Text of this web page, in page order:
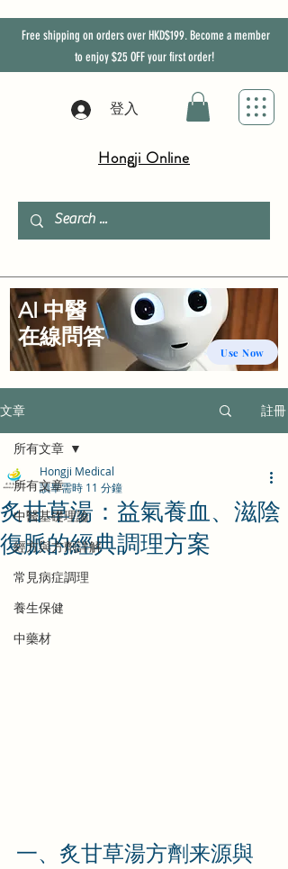
Free shipping on orders over HKD$199. Become a member
to enjoy$25 OFFyour first order!
登入
Hongji Online
文章 註冊
所有文章
中醫基礎理論
經方與方劑詳解
常見病症調理
養生保健
中藥材
所有文章
炙甘草湯：益氣養血、滋陰
復脈的經典調理方案
Hongji Medical
讀畢需時 11 分鐘
一、炙甘草湯方劑来源與
Use Now
AI 中醫
​在線問答